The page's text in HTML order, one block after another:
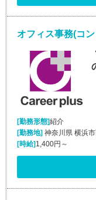
[勤務形態]紹介
[勤務地]神奈川県 横浜
[時給]1,400円～